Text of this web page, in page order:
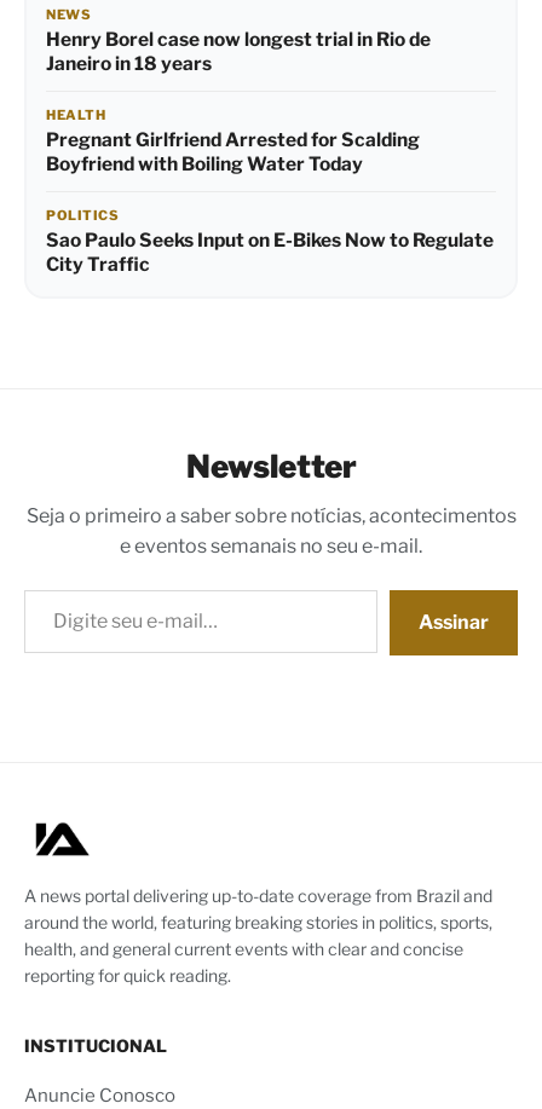
NEWS
Henry Borel case now longest trial in Rio de
Janeiro in 18 years
HEALTH
Pregnant Girlfriend Arrested for Scalding
Boyfriend with Boiling Water Today
POLITICS
Sao Paulo Seeks Input on E-Bikes Now to Regulate
City Traffic
Newsletter
Seja o primeiro a saber sobre notícias, acontecimentos
e eventos semanais no seu e-mail.
Digite seu e-mail…
Assinar
A news portal delivering up-to-date coverage from Brazil and
around the world, featuring breaking stories in politics, sports,
health, and general current events with clear and concise
reporting for quick reading.
INSTITUCIONAL
Anuncie Conosco